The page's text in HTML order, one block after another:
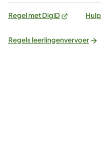
Regel met DigiD(Verwijst
Regels leerlingenvervoer